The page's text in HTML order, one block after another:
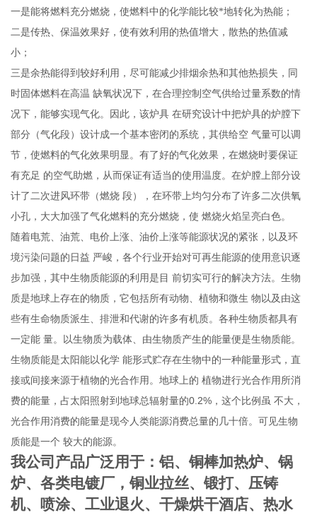
一是能将燃料充分燃烧，使燃料中的化学能比较*地转化为热能；
二是传热、保温效果好，使有效利用的热值增大，散热的热值减
小；
三是余热能得到较好利用，尽可能减少排烟余热和其他热损失，同
时固体燃料在高温 缺氧状况下，在合理控制空气供给过量系数的情
况下，能够实现气化。因此，该炉具 在研究设计中把炉具的炉膛下
部分（气化段）设计成一个基本密闭的系统，其供给空 气量可以调
节，使燃料的气化效果明显。有了好的气化效果，在燃烧时要保证
有充足 的空气助燃，从而保证有适当的使用温度。在炉膛上部分设
计了二次进风环带（燃烧 段），在环带上均匀分布了许多二次供氧
小孔，大大加强了气化燃料的充分燃烧，使 燃烧火焰呈亮白色。
随着电荒、油荒、电价上涨、油价上涨等能源状况的紧张，以及环
境污染问题的日益 严峻，各个行业开始对可再生能源的使用意识逐
步加强，其中生物质能源的利用是目 前切实可行的解决方法。生物
质是地球上存在的物质，它包括所有动物、植物和微生 物以及由这
些有生命物质派生、排泄和代谢的许多有机质。各种生物质都具有
一定能 量。以生物质为载体、由生物质产生的能量便是生物质能。
生物质能是太阳能以化学 能形式贮存在生物中的一种能量形式，直
接或间接来源于植物的光合作用。地球上的 植物进行光合作用所消
费的能量，占太阳照射到地球总辐射量的0.2% ，这个比例虽 不大，
光合作用消费的能量是现今人类能源消费总量的几十倍。可见生物
质能是一个 较大的能源。
我公司产品广泛用于：铝、铜棒加热炉、锅
炉、各类电镀厂，铜业拉丝、锻打、压铸
机、喷涂、工业退火、干燥烘干酒店、热水